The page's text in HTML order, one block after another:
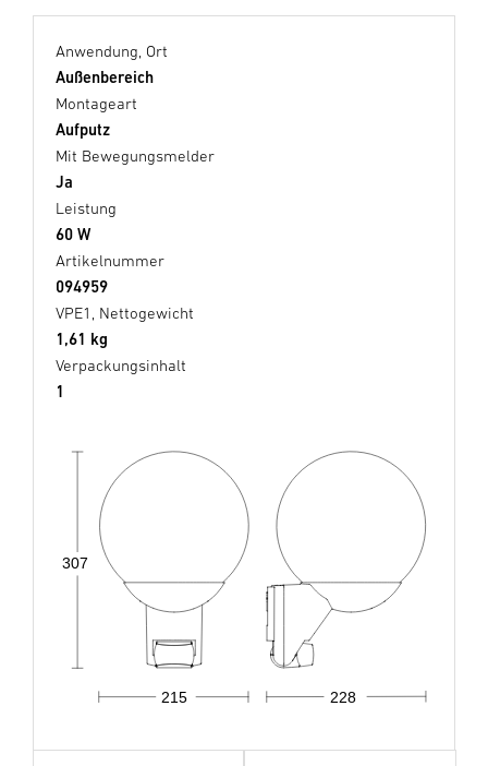
Anwendung, Ort
Außenbereich
Montageart
Aufputz
Mit Bewegungsmelder
Ja
Leistung
60 W
Artikelnummer
094959
VPE1, Nettogewicht
1,61 kg
Verpackungsinhalt
1
215 228
307